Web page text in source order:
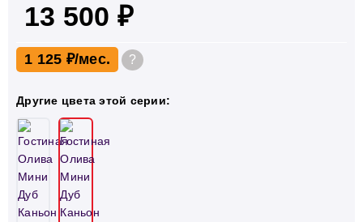
13 500 ₽
1 125 ₽ ?
Другие цвета этой серии: